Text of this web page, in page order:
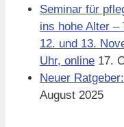
Seminar für
ins hohe Alter –
12. und 13.
Uhr, online 17.
Neuer
August 2025